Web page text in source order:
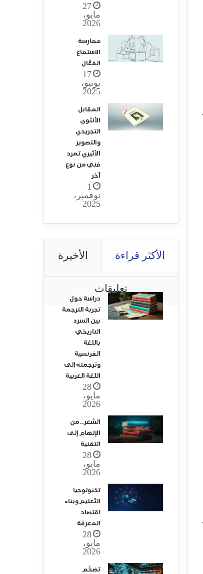
27
مايو،
2026
ممارسة
الاستماع
الفعَّال
17
يونيو،
2025
المقابل
الأنثوي
التجريدي
والتصوير
الأثيري تمرد
فني من نوع
آخر
1
نوفمبر،
2025
الأكثر قراءة الأخيرة
تعليقات
دراسة حول
تجربة الترجمة
بين السرد
التاريخي
باللغة
الفرنسية
وترجمته إلى
اللغة العربية
28
مايو،
2026
الشعر.. من
الإلهام إلى
التقنية
28
مايو،
2026
تكنولوجيا
التّعليم وبناء
اقتصاد
المعرفة
28
مايو،
2026
تضخّم